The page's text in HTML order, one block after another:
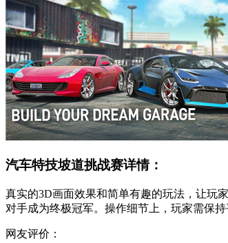
汽车特技坡道挑战赛详情：
真实的3D画面效果和简单有趣的玩法，让玩
对手成为终极冠军。操作细节上，玩家需保
网友评价：